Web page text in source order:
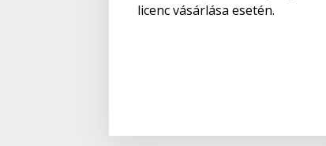
licenc vásárlása esetén.